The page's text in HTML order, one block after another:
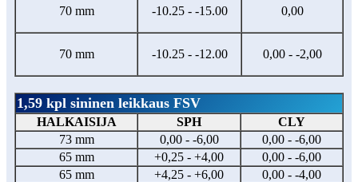
70 mm -10.25 - -15.00 0,00
70 mm -10.25 - -12.00 0,00 - -2,00
1,59 kpl sininen leikkaus FSV
HALKAISIJA SPH
CLY
73 mm
0,00 - -6,00
0,00 - -6,00
65 mm
+0,25 - +4,00
0,00 - -6,00
65 mm
+4,25 - +6,00 0,00 - -4,00